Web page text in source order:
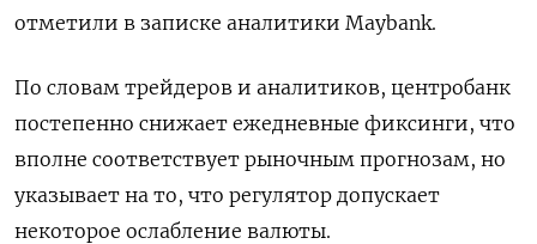
отметили в записке аналитики Maybank.
По словам трейдеров и аналитиков, центробанк
постепенно снижает ежедневные фиксинги, что
вполне соответствует рыночным прогнозам, но
указывает на то, что регулятор допускает
некоторое ослабление валюты.